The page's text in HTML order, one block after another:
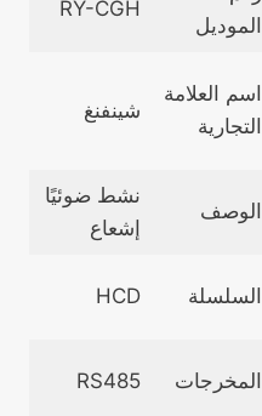
الموديل
RY-CGH
اسم العلامة
التجارية
شينفنغ
الوصف
نشط ضوئيًا
إشعاع
السلسلة HCD
المخرجات RS485